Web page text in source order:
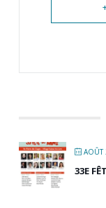
AOÛT
33E